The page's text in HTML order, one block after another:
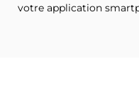
votre application